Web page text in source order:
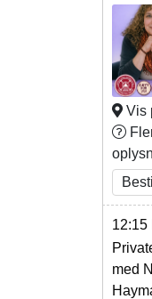
Vis
Bestil
12:15
med